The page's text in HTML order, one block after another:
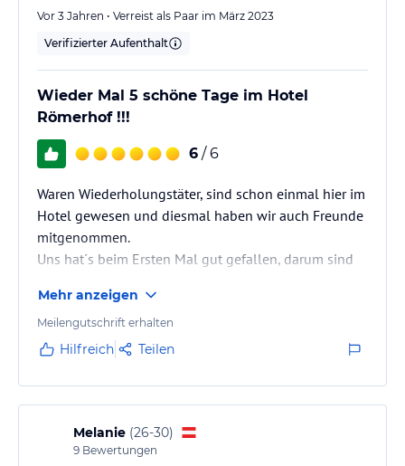
Vor 3 Jahren • Verreist als Paar im März 2023
Verifizierter Aufenthalt
Wieder Mal 5 schöne Tage im Hotel
Römerhof !!!
6 / 6
Waren Wiederholungstäter, sind schon einmal hier im
Hotel gewesen und diesmal haben wir auch Freunde
mitgenommen.
Uns hat´s beim Ersten Mal gut gefallen, darum sind
und Wanderungen in der Region bestens geeignet.
Mehr anzeigen
Meilengutschrift erhalten
Hilfreich Teilen
Melanie (26-30)
9 Bewertungen